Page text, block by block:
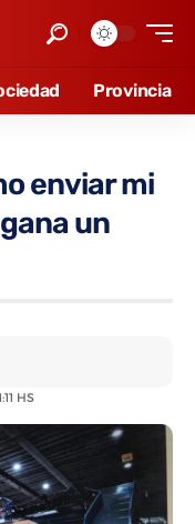
Provincia
enviar mi
un
HS